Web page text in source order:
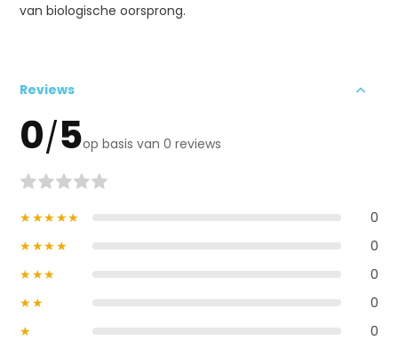
van biologische oorsprong.
Reviews
0/5op basis van 0 reviews
★★★★★
0
★★★★
0
★★★
0
★★
0
★
0